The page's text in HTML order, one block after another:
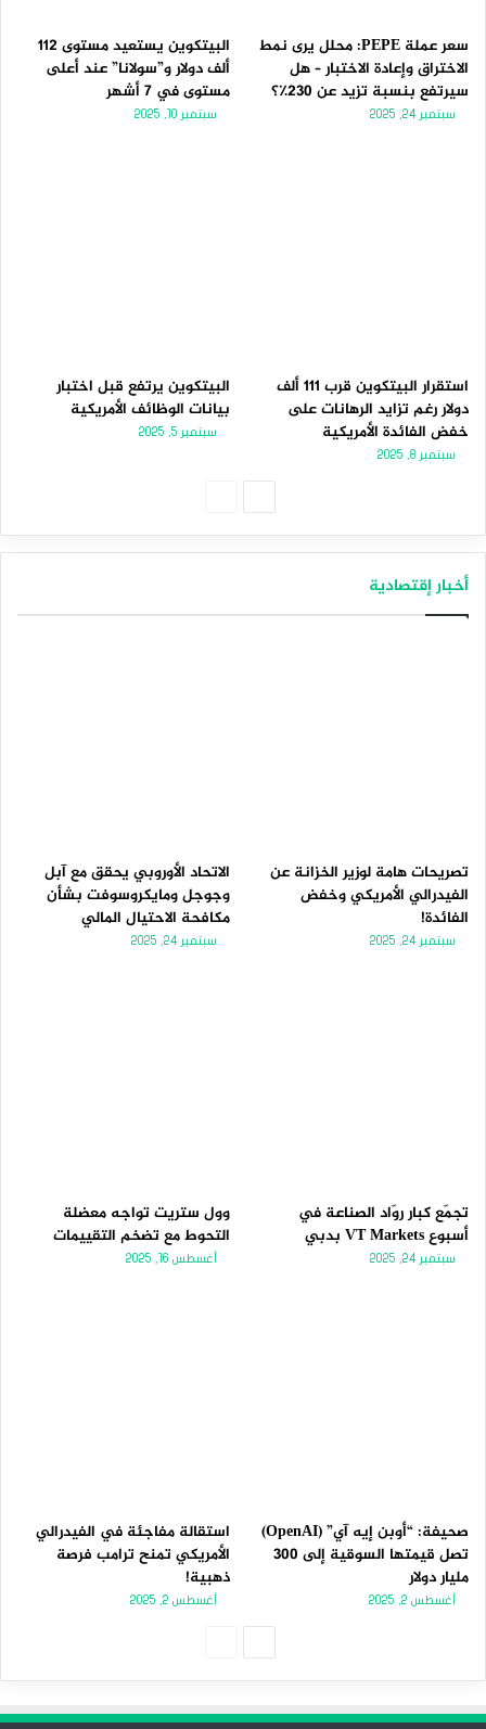
سعر عملة PEPE: محلل يرى نمط
الاختراق وإعادة الاختبار – هل
سيرتفع بنسبة تزيد عن 230٪؟
سبتمبر 24, 2025
البيتكوين يستعيد مستوى 112
ألف دولار و”سولانا” عند أعلى
مستوى في 7 أشهر
سبتمبر 10, 2025
استقرار البيتكوين قرب 111 ألف
دولار رغم تزايد الرهانات على
خفض الفائدة الأمريكية
سبتمبر 8, 2025
البيتكوين يرتفع قبل اختبار
بيانات الوظائف الأمريكية
سبتمبر 5, 2025
أخبار إقتصادية
تصريحات هامة لوزير الخزانة عن
الفيدرالي الأمريكي وخفض
الفائدة!
سبتمبر 24, 2025
الاتحاد الأوروبي يحقق مع آبل
وجوجل ومايكروسوفت بشأن
مكافحة الاحتيال المالي
سبتمبر 24, 2025
تجمّع كبار روّاد الصناعة في
أسبوع VT Markets بدبي
سبتمبر 24, 2025
وول ستريت تواجه معضلة
التحوط مع تضخم التقييمات
أغسطس 16, 2025
صحيفة: “أوبن إيه آي” (OpenAI)
تصل قيمتها السوقية إلى 300
مليار دولار
أغسطس 2, 2025
استقالة مفاجئة في الفيدرالي
الأمريكي تمنح ترامب فرصة
ذهبية!
أغسطس 2, 2025